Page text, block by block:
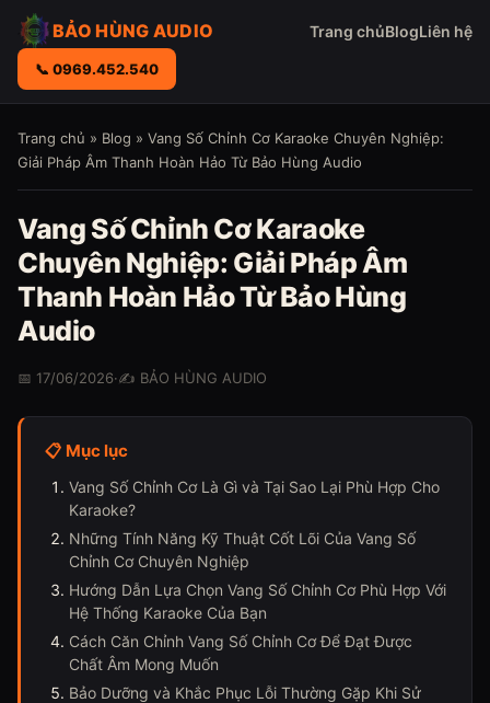
BẢO HÙNG AUDIO Trang chủBlogLiên hệ
📞 0969.452.540
Trang chủ » Blog » Vang Số Chỉnh Cơ Karaoke Chuyên Nghiệp:
Giải Pháp Âm Thanh Hoàn Hảo Từ Bảo Hùng Audio
Vang Số Chỉnh Cơ Karaoke
Chuyên Nghiệp: Giải Pháp Âm
Thanh Hoàn Hảo Từ Bảo Hùng
Audio
📅 17/06/2026·✍️ BẢO HÙNG AUDIO
📋 Mục lục
Vang Số Chỉnh Cơ Là Gì và Tại Sao Lại Phù Hợp Cho
Karaoke?
Những Tính Năng Kỹ Thuật Cốt Lõi Của Vang Số
Chỉnh Cơ Chuyên Nghiệp
Hướng Dẫn Lựa Chọn Vang Số Chỉnh Cơ Phù Hợp Với
Hệ Thống Karaoke Của Bạn
Cách Căn Chỉnh Vang Số Chỉnh Cơ Để Đạt Được
Chất Âm Mong Muốn
Bảo Dưỡng và Khắc Phục Lỗi Thường Gặp Khi Sử